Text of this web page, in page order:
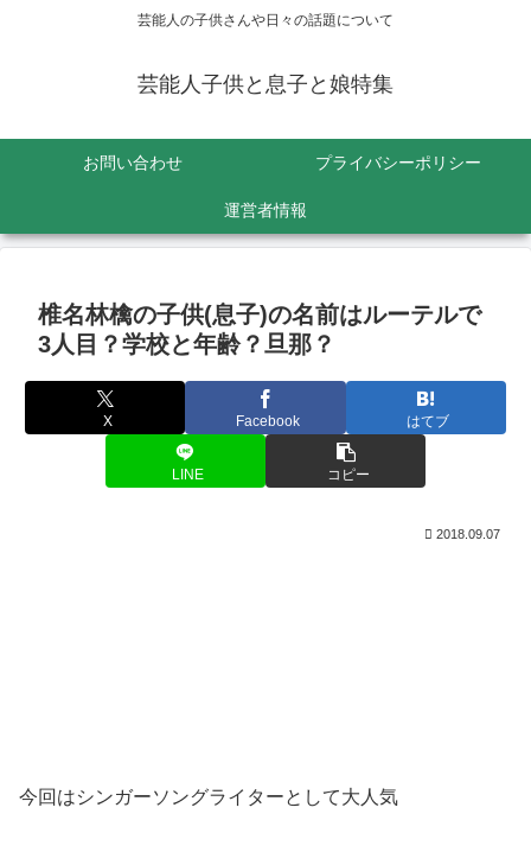
芸能人の子供さんや日々の話題について
芸能人子供と息子と娘特集
お問い合わせ プライバシーポリシー
運営者情報
椎名林檎の子供(息子)の名前はルーテルで
3人目？学校と年齢？旦那？
X Facebook はてブ
LINE コピー
2018.09.07
今回はシンガーソングライターとして大人気